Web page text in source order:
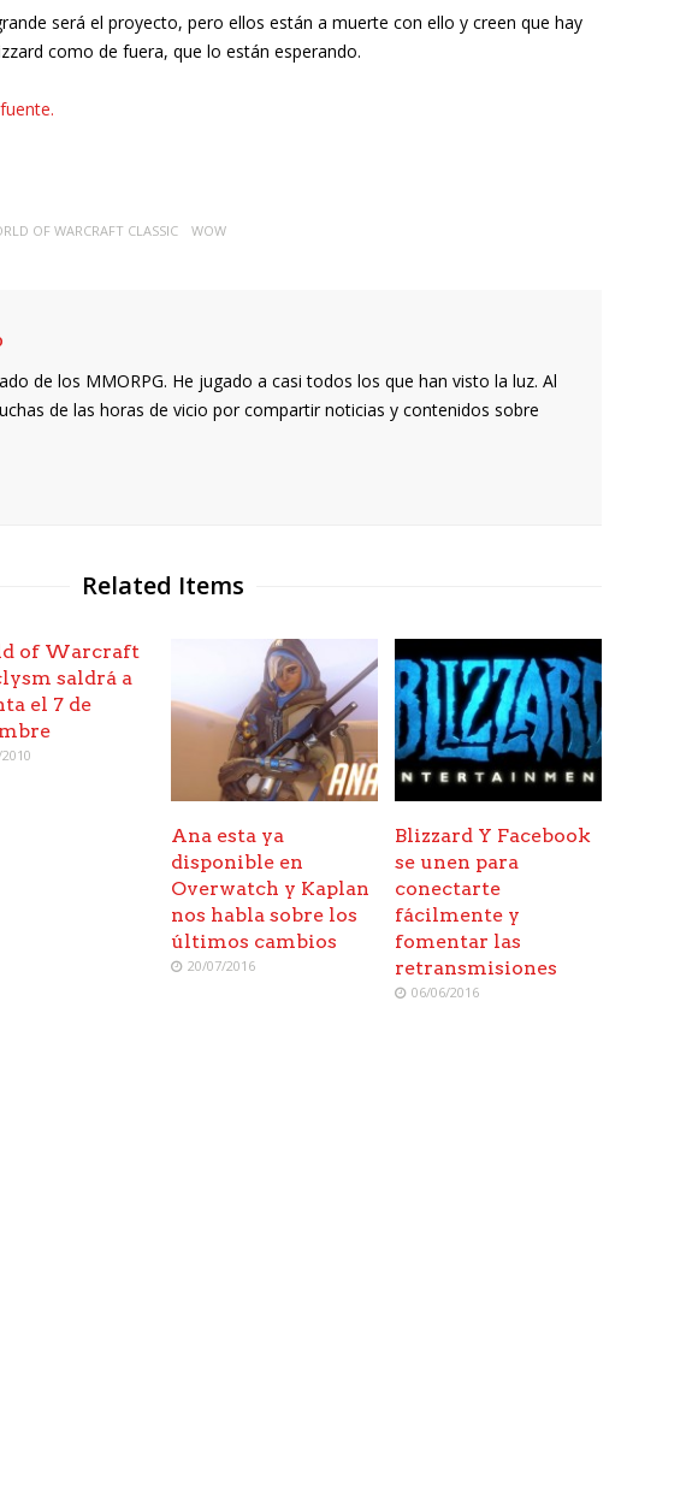
será el proyecto, pero ellos están a muerte con ello y creen que hay
como de fuera, que lo están esperando.
fuente.
OF WARCRAFT CLASSIC WOW
de los MMORPG. He jugado a casi todos los que han visto la luz. Al
de las horas de vicio por compartir noticias y contenidos sobre
Related Items
of Warcraft
saldrá a
el 7 de
Ana esta ya
disponible en
Overwatch y Kaplan
nos habla sobre los
últimos cambios
20/07/2016
Blizzard Y Facebook
se unen para
conectarte
fácilmente y
fomentar las
retransmisiones
06/06/2016